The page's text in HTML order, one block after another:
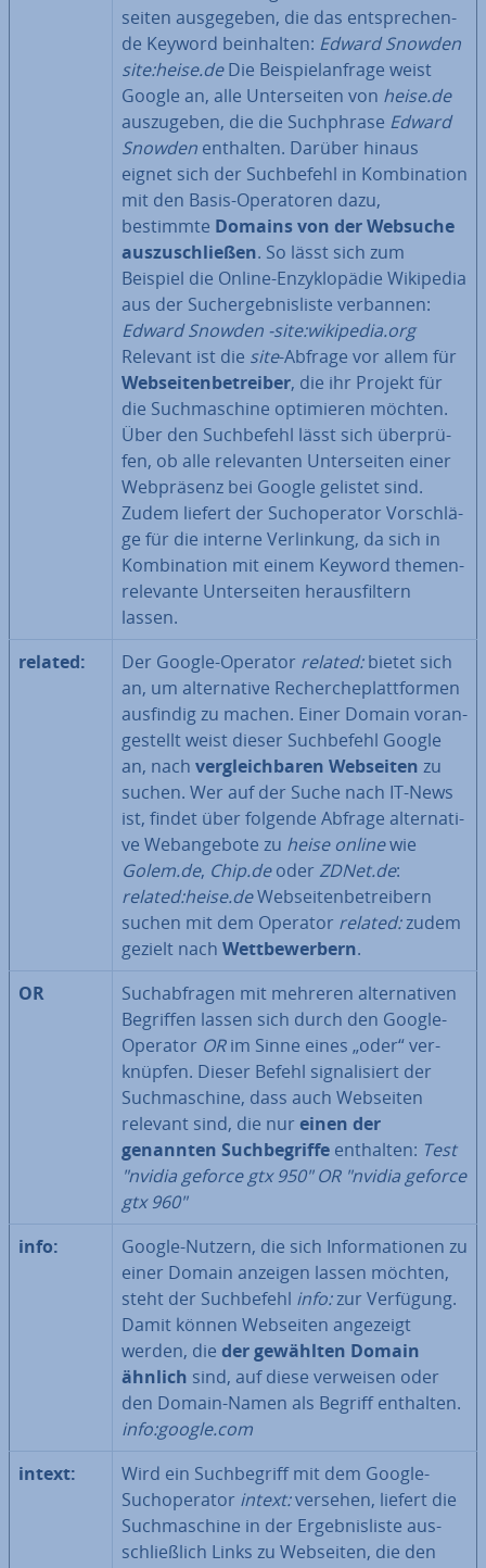
sei­ten aus­ge­ge­ben, die das ent­spre­chen­
de Keyword be­inhal­ten: Edward Snowden
site:heise.deDie Bei­spiel­an­fra­ge weist
Google an, alle Un­ter­sei­ten von heise.de
aus­zu­ge­ben, die die Such­phra­se Edward
Snowden enthalten. Darüber hinaus
eignet sich der Such­be­fehl in Kom­bi­na­ti­on
mit den Basis-Ope­ra­to­ren dazu,
bestimmte Domains von der Websuche
aus­zu­schlie­ßen. So lässt sich zum
Beispiel die Online-En­zy­klo­pä­die Wikipedia
aus der Such­ergeb­nis­lis­te verbannen:
Edward Snowden -site:wikipedia.org
Relevant ist die site-Abfrage vor allem für
Web­sei­ten­be­trei­ber, die ihr Projekt für
die Such­ma­schi­ne op­ti­mie­ren möchten.
Über den Such­be­fehl lässt sich über­prü­
fen, ob alle re­le­van­ten Un­ter­sei­ten einer
Web­prä­senz bei Google gelistet sind.
Zudem liefert der Such­ope­ra­tor Vor­schlä­
ge für die interne Ver­lin­kung, da sich in
Kom­bi­na­ti­on mit einem Keyword the­men­
re­le­van­te Un­ter­sei­ten her­aus­fil­tern
lassen.
related:
Der Google-Operator related:bietet sich
an, um al­ter­na­ti­ve Re­cher­che­platt­for­men
ausfindig zu machen. Einer Domain vor­an­
ge­stellt weist dieser Such­be­fehl Google
an, nach ver­gleich­ba­ren Webseiten zu
suchen. Wer auf der Suche nach IT-News
ist, findet über folgende Abfrage al­ter­na­ti­
ve Web­an­ge­bo­te zu heise onlinewie
Golem.de, Chip.deoder ZDNet.de:
related:heise.deWeb­sei­ten­be­trei­bern
suchen mit dem Operator related:zudem
gezielt nach Wett­be­wer­bern.
OR
Such­ab­fra­gen mit mehreren al­ter­na­ti­ven
Begriffen lassen sich durch den Google-
Operator ORim Sinne eines „oder“ ver­
knüp­fen. Dieser Befehl si­gna­li­siert der
Such­ma­schi­ne, dass auch Webseiten
relevant sind, die nur einen der
genannten Such­be­grif­fe enthalten: Test
"nvidia geforce gtx 950" OR "nvidia geforce
gtx 960"
info:
Google-Nutzern, die sich In­for­ma­tio­nen zu
einer Domain anzeigen lassen möchten,
steht der Such­be­fehl info:zur Verfügung.
Damit können Webseiten angezeigt
werden, die der gewählten Domain
ähnlich sind, auf diese verweisen oder
den Domain-Namen als Begriff enthalten.
info:google.com
intext:
Wird ein Such­be­griff mit dem Google-
Such­ope­ra­tor intext:versehen, liefert die
Such­ma­schi­ne in der Er­geb­nis­lis­te aus­
schließ­lich Links zu Webseiten, die den